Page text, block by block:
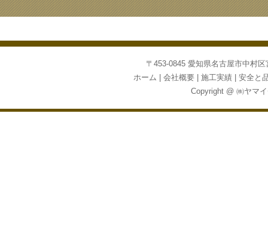
〒453-0845 愛知県名古屋市中村
ホーム
会社概要 施工実績
安全と
Copyright @ ㈱ヤマ